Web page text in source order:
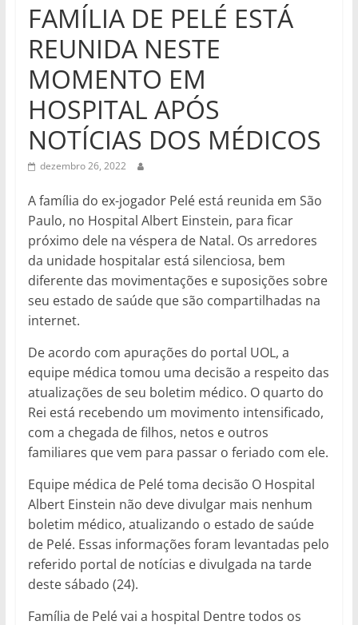
FAMÍLIA DE PELÉ ESTÁ
REUNIDA NESTE
MOMENTO EM
HOSPITAL APÓS
NOTÍCIAS DOS MÉDICOS
dezembro 26, 2022
A família do ex-jogador Pelé está reunida em São
Paulo, no Hospital Albert Einstein, para ficar
próximo dele na véspera de Natal. Os arredores
da unidade hospitalar está silenciosa, bem
diferente das movimentações e suposições sobre
seu estado de saúde que são compartilhadas na
internet.
De acordo com apurações do portal UOL, a
equipe médica tomou uma decisão a respeito das
atualizações de seu boletim médico. O quarto do
Rei está recebendo um movimento intensificado,
com a chegada de filhos, netos e outros
familiares que vem para passar o feriado com ele.
Equipe médica de Pelé toma decisão O Hospital
Albert Einstein não deve divulgar mais nenhum
boletim médico, atualizando o estado de saúde
de Pelé. Essas informações foram levantadas pelo
referido portal de notícias e divulgada na tarde
deste sábado (24).
Família de Pelé vai a hospital Dentre todos os